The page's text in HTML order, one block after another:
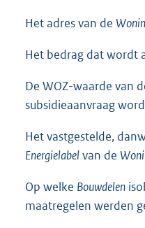
Het adres van de
Het bedrag dat wordt
De WOZ-waarde van
subsidieaanvraag
Het vastgestelde,
Energielabelvan de
Op welke Bouwdelen
maatregelen werden